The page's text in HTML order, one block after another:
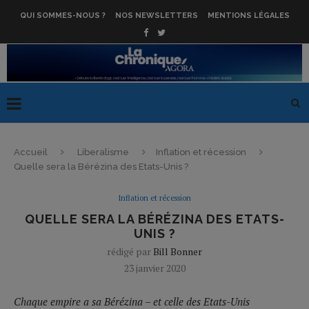
QUI SOMMES-NOUS ? NOS NEWSLETTERS MENTIONS LÉGALES
Accueil Liberalisme
Inflation et récession
Quelle sera la Bérézina des Etats-Unis ?
Inflation et récession
QUELLE SERA LA BÉRÉZINA DES ETATS-
UNIS ?
rédigé par Bill Bonner
23 janvier 2020
Chaque empire a sa Bérézina – et celle des Etats-Unis